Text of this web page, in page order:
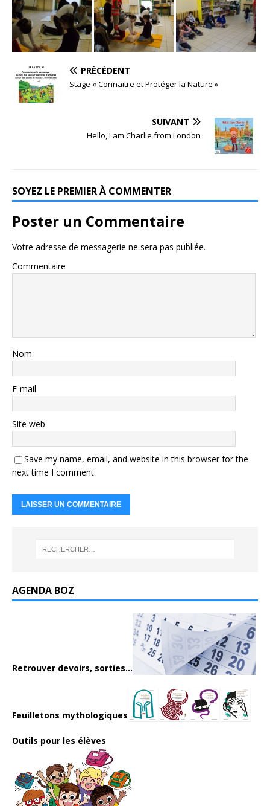
PRÉCÉDENT
Stage « Connaitre et Protéger la Nature »
SUIVANT
Hello, I am Charlie from London
SOYEZ LE PREMIER À COMMENTER
Poster un Commentaire
Votre adresse de messagerie ne sera pas publiée.
Commentaire
Nom
E-mail
Site web
Save my name, email, and website in this browser for the
next time I comment.
AGENDA BOZ
Retrouver devoirs, sorties...
Feuilletons mythologiques
Outils pour les élèves